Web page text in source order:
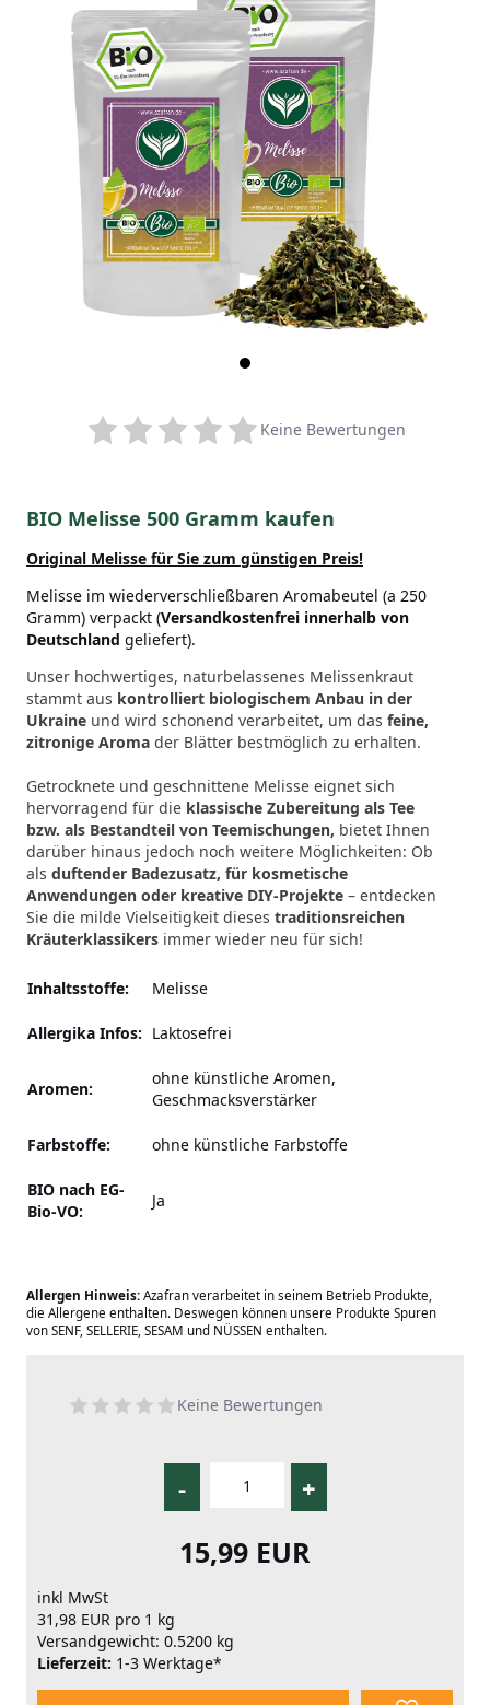
Keine Bewertungen
BIO Melisse 500 Gramm kaufen
Original Melisse für Sie zum günstigen Preis!
Melisse im wiederverschließbaren Aromabeutel (a 250
Gramm) verpackt (Versandkostenfrei innerhalb von
Deutschland geliefert).
Unser hochwertiges, naturbelassenes Melissenkraut
stammt aus kontrolliert biologischem Anbau in der
Ukraine und wird schonend verarbeitet, um das feine,
zitronige Aroma der Blätter bestmöglich zu erhalten.
Getrocknete und geschnittene Melisse eignet sich
hervorragend für die klassische Zubereitung als Tee
bzw. als Bestandteil von Teemischungen, bietet Ihnen
darüber hinaus jedoch noch weitere Möglichkeiten: Ob
als duftender Badezusatz, für kosmetische
Anwendungen oder kreative DIY-Projekte – entdecken
Sie die milde Vielseitigkeit dieses traditionsreichen
Kräuterklassikers immer wieder neu für sich!
Inhaltsstoffe: Melisse
Allergika Infos: Laktosefrei
Aromen:
ohne künstliche Aromen,
Geschmacksverstärker
Farbstoffe: ohne künstliche Farbstoffe
BIO nach EG-
Bio-VO:
Ja
Allergen Hinweis: Azafran verarbeitet in seinem Betrieb Produkte,
die Allergene enthalten. Deswegen können unsere Produkte Spuren
von SENF, SELLERIE, SESAM und NÜSSEN enthalten.
Keine Bewertungen
- +
15,99 EUR
inkl MwSt
31,98 EUR pro 1 kg
Versandgewicht: 0.5200 kg
Lieferzeit: 1-3 Werktage*